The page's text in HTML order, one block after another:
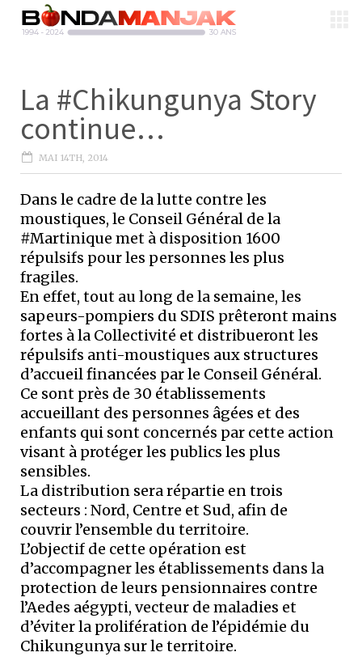
La #Chikungunya Story
continue…
MAI 14TH, 2014
Dans le cadre de la lutte contre les
moustiques, le Conseil Général de la
#Martinique met à disposition 1600
répulsifs pour les personnes les plus
fragiles.
En effet, tout au long de la semaine, les
sapeurs-pompiers du SDIS prêteront mains
fortes à la Collectivité et distribueront les
répulsifs anti-moustiques aux structures
d’accueil financées par le Conseil Général.
Ce sont près de 30 établissements
accueillant des personnes âgées et des
enfants qui sont concernés par cette action
visant à protéger les publics les plus
sensibles.
La distribution sera répartie en trois
secteurs : Nord, Centre et Sud, afin de
couvrir l’ensemble du territoire.
L’objectif de cette opération est
d’accompagner les établissements dans la
protection de leurs pensionnaires contre
l’Aedes aégypti, vecteur de maladies et
d’éviter la prolifération de l’épidémie du
Chikungunya sur le territoire.